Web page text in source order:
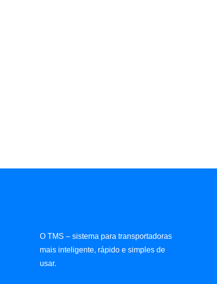
O TMS – sistema para transportadoras
mais inteligente, rápido e simples de
usar.